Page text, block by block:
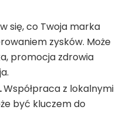
się, co Twoja marka
zysków. Może
promocja zdrowia
Współpraca z lokalnymi
być kluczem do